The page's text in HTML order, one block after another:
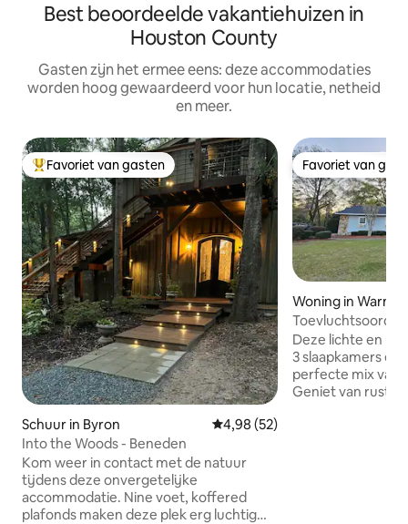
Best beoordeelde vakantiehuizen in
Houston County
Gasten zijn het ermee eens: deze accommodaties
worden hoog gewaardeerd voor hun locatie, netheid
en meer.
Topfavoriet van gasten
Favoriet van gasten
Schuur in Byron Gemiddelde beoordeling van
4,98 (52)
Into the Woods - Beneden
Kom weer in contact met de natuur
tijdens deze onvergetelijke
accommodatie. Nine voet, koffered
plafonds maken deze plek erg luchtig
Favoriet van
Favoriet van
Woning in Warner
Toevluchtsoord
slaapplaatsen
Deze lichte en
3 slaapkamers en
perfecte mix van
Geniet van